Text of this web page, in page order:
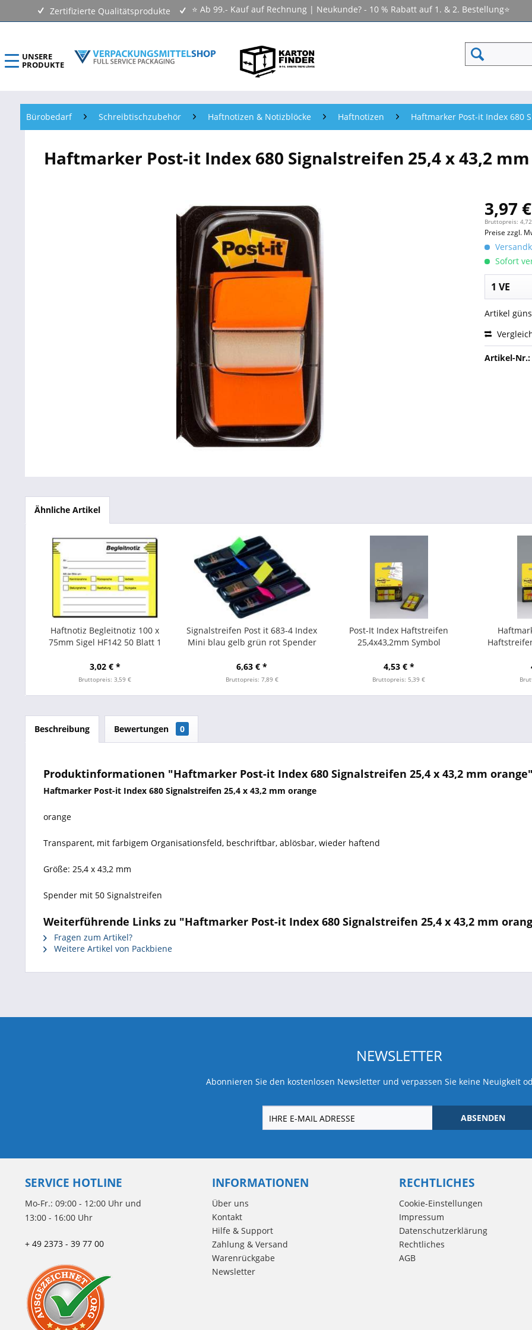
Zertifizierte Qualitätsprodukte ⭐ Ab 99.- Kauf auf Rechnung | Neukunde? - 10 % Rabatt auf 1. & 2. Bestellung⭐
UNSERE
PRODUKTE
ECOLINE Verpackungsmittel
Verpackungen Kartons
Versandtaschen & Luftpolstertaschen
Kennzeichnungsmittel & Etiketten
Verpackungsmaterial & Verpackungsmittel
Betriebsausstattung & Lagerausstattung
Tragetaschen & Geschenkverpackungen
Bürobedarf Schreibtischzubehör Haftnotizen & Notizblöcke Haftnotizen Haftmarker Post-it Index 680
Haftmarker Post-it Index 680 Signalstreifen 25,4 x 43,2
3,97
Bruttopreis:
Preise zzgl.
Sofort
Artikel
Artikel-Nr.:
Ähnliche Artikel
Haftnotiz Begleitnotiz 100 x
75mm Sigel HF142 50 Blatt 1
3,02 € *
Bruttopreis: 3,59 €
Signalstreifen Post it 683-4 Index
Mini blau gelb grün rot Spender
6,63 € *
Bruttopreis: 7,89 €
Post-It Index Haftstreifen
25,4x43,2mm Symbol
4,53 € *
Bruttopreis: 5,39 €
Beschreibung Bewertungen 0
Produktinformationen "Haftmarker Post-it Index 680 Signalstreifen 25,4 x 43,2 mm
Haftmarker Post-it Index 680 Signalstreifen 25,4 x 43,2 mm orange
orange
Transparent, mit farbigem Organisationsfeld, beschriftbar, ablösbar, wieder haftend
Größe: 25,4 x 43,2 mm
Spender mit 50 Signalstreifen
Weiterführende Links zu "Haftmarker Post-it Index 680 Signalstreifen 25,4 x 43,2 mm
Fragen zum Artikel?
Weitere Artikel von Packbiene
NEWSLETTER
Abonnieren Sie den kostenlosen Newsletter und verpassen Sie keine Neuigkeit
ABSENDEN
SERVICE HOTLINE
Mo-Fr.: 09:00 - 12:00 Uhr und
13:00 - 16:00 Uhr
+ 49 2373 - 39 77 00
INFORMATIONEN
Über uns
Kontakt
Hilfe & Support
Zahlung & Versand
Warenrückgabe
Newsletter
RECHTLICHES
Cookie-Einstellungen
Impressum
Datenschutzerklärung
Rechtliches
AGB